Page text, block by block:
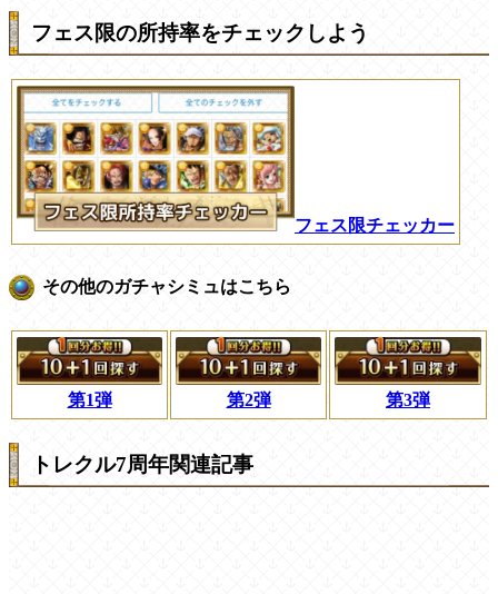
フェス限の所持率をチェックしよう
フェス限チェッカー
その他のガチャシミュはこちら
第1弾 第2弾 第3弾
トレクル7周年関連記事